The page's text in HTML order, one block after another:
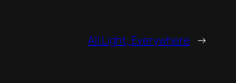
All Light, Everywhere →